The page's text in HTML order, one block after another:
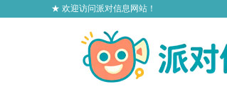
★ 欢迎访问派对信息网站！